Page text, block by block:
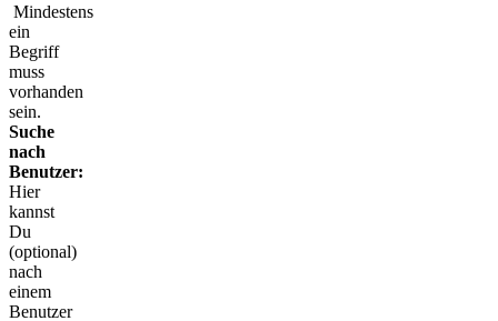
Mindestens
ein
Begriff
muss
vorhanden
sein.
Suche
nach
Benutzer:
Hier
kannst
Du
(optional)
nach
einem
Benutzer